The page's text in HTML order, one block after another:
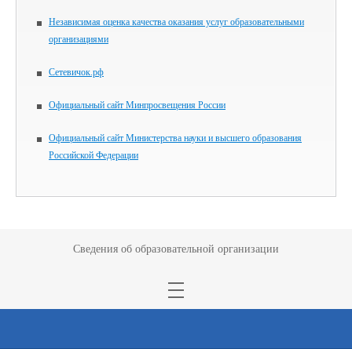
Независимая оценка качества оказания услуг образовательными
организациями
Сетевичок.рф
Официальный сайт Минпросвещения России
Официальный сайт Министерства науки и высшего образования
Российской Федерации
Сведения об образовательной организации